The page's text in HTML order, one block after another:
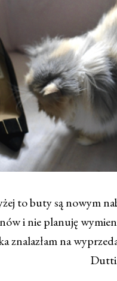
to buty są nowym
i nie planuję
znalazłam na